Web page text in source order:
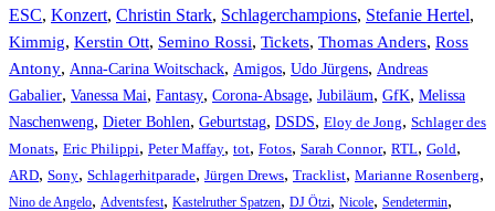
ESC, Konzert, Christin Stark, Schlagerchampions, Stefanie Hertel,
Kimmig, Kerstin Ott, Semino Rossi, Tickets, Thomas Anders, Ross
Antony, Anna-Carina Woitschack, Amigos, Udo Jürgens, Andreas
Gabalier, Vanessa Mai, Fantasy, Corona-Absage, Jubiläum, GfK, Melissa
Naschenweng, Dieter Bohlen, Geburtstag, DSDS, Eloy de Jong, Schlager des
Monats, Eric Philippi, Peter Maffay, tot, Fotos, Sarah Connor, RTL, Gold,
ARD, Sony, Schlagerhitparade, Jürgen Drews, Tracklist, Marianne Rosenberg,
Nino de Angelo, Adventsfest, Kastelruther Spatzen, DJ Ötzi, Nicole, Sendetermin,